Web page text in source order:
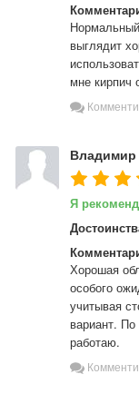
выглядит
мне кирпич
Владимир
Я
Хорошая
особого
учитывая
вариант.
работаю.